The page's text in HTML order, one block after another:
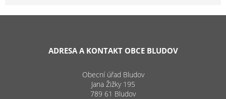
ADRESA A KONTAKT OBCE BLUDOV
Obecní úřad Bludov
Jana Žižky 195
789 61 Bludov